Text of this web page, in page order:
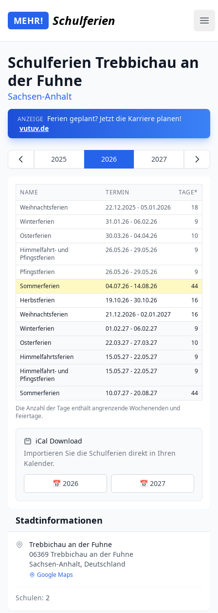
Zum Hauptinhalt springen
Mehr Schulferien
MEHR! Schulferien
Schulferien Trebbichau an
der Fuhne
Sachsen-Anhalt
ANZEIGE Ferien geplant? Jetzt die Karriere planen!
vutuv.de
2025 2026 2027
NAME TERMIN
TAGE*
Weihnachtsferien
22.12.2025 - 05.01.2026
18
Winterferien
31.01.26 - 06.02.26
9
Osterferien
30.03.26 - 04.04.26
10
Himmelfahrt- und
Pfingstferien
26.05.26 - 29.05.26 9
Pfingstferien 26.05.26 - 29.05.26
9
Sommerferien
04.07.26 - 14.08.26
44
Herbstferien
19.10.26 - 30.10.26
16
Weihnachtsferien
21.12.2026 - 02.01.2027
16
Winterferien
01.02.27 - 06.02.27
9
Osterferien
22.03.27 - 27.03.27
10
Himmelfahrtsferien
15.05.27 - 22.05.27
9
Himmelfahrt- und
Pfingstferien
15.05.27 - 22.05.27 9
Sommerferien 10.07.27 - 20.08.27
44
Die Anzahl der Tage enthält angrenzende Wochenenden und
Feiertage.
iCal Download
Importieren Sie die Schulferien direkt in Ihren
Kalender.
📅 2026 📅 2027
Stadtinformationen
Trebbichau an der Fuhne
06369 Trebbichau an der Fuhne
Sachsen-Anhalt, Deutschland
Google Maps
Schulen: 2